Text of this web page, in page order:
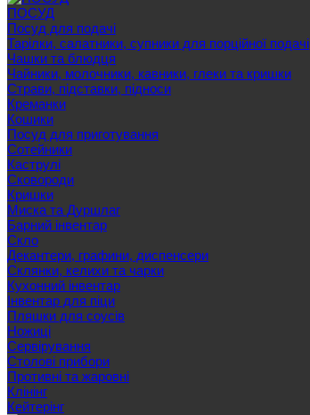
ПОСУД
Посуд для подачі
Тарілки, салатники, супники для порційної подачі
Чашки та блюдця
Чайники, молочники, кавники, глеки та кришки
Страви, підставки, підноси
Креманки
Кошики
Посуд для приготування
Сотейники
Каструлі
Сковороди
Кришки
Миска та Дуршлаг
Барний інвентар
Скло
Декантери, графини, диспенсери
Склянки, келихи та чарки
Кухонний інвентар
Інвентар для піци
Пляшки для соусів
Ножиці
Сервірування
Cтолові прибори
Противні та жаровні
Клінінг
Кейтерінг